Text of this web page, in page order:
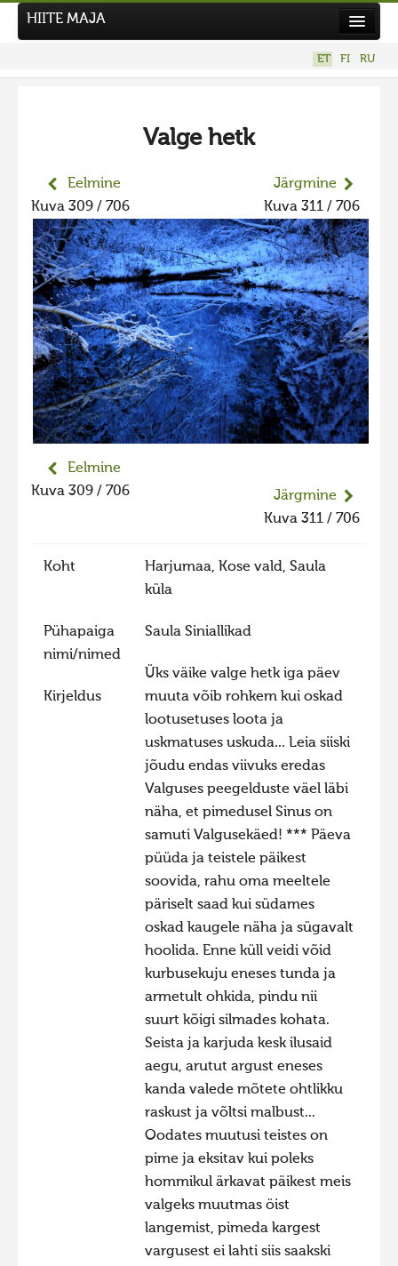
Uudised
Tegutse
Kuvavõistlused
Kontakt
HIITE MAJA
ET FI RU
Valge hetk
Eelmine
Kuva 309 / 706
Järgmine
Kuva 311 / 706
Eelmine
Kuva 309 / 706
Järgmine
Kuva 311 / 706
Koht
Harjumaa, Kose vald, Saula
küla
Pühapaiga
nimi/nimed
Saula Siniallikad
Kirjeldus
Üks väike valge hetk iga päev
muuta võib rohkem kui oskad
lootusetuses loota ja
uskmatuses uskuda... Leia siiski
jõudu endas viivuks eredas
Valguses peegelduste väel läbi
näha, et pimedusel Sinus on
samuti Valgusekäed! *** Päeva
püüda ja teistele päikest
soovida, rahu oma meeltele
päriselt saad kui südames
oskad kaugele näha ja sügavalt
hoolida. Enne küll veidi võid
kurbusekuju eneses tunda ja
armetult ohkida, pindu nii
suurt kõigi silmades kohata.
Seista ja karjuda kesk ilusaid
aegu, arutut argust eneses
kanda valede mõtete ohtlikku
raskust ja võltsi malbust...
Oodates muutusi teistes on
pime ja eksitav kui poleks
hommikul ärkavat päikest meis
valgeks muutmas öist
langemist, pimeda kargest
vargusest ei lahti siis saakski